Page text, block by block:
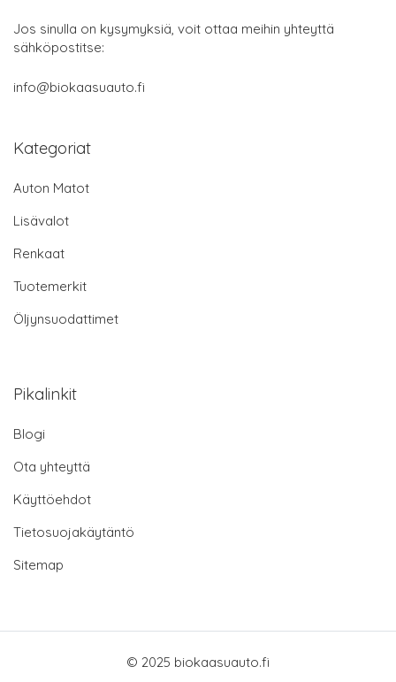
Jos sinulla on kysymyksiä, voit ottaa meihin yhteyttä
sähköpostitse:
info@biokaasuauto.fi
Kategoriat
Auton Matot
Lisävalot
Renkaat
Tuotemerkit
Öljynsuodattimet
Pikalinkit
Blogi
Ota yhteyttä
Käyttöehdot
Tietosuojakäytäntö
Sitemap
© 2025 biokaasuauto.fi